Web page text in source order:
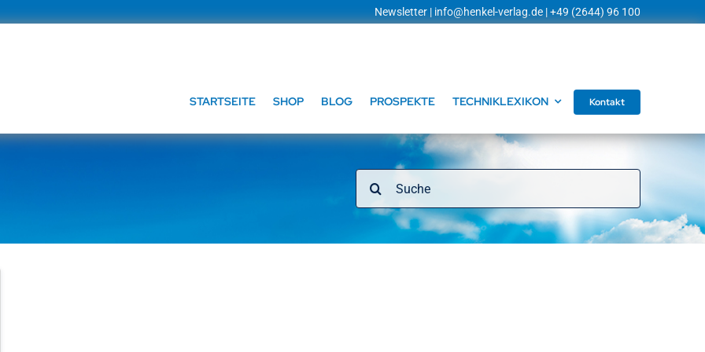
Newsletter | info@henkel-verlag.de | +49 (2644) 96 100
STARTSEITE SHOP BLOG PROSPEKTE TECHNIKLEXIKON Kontakt
nach: